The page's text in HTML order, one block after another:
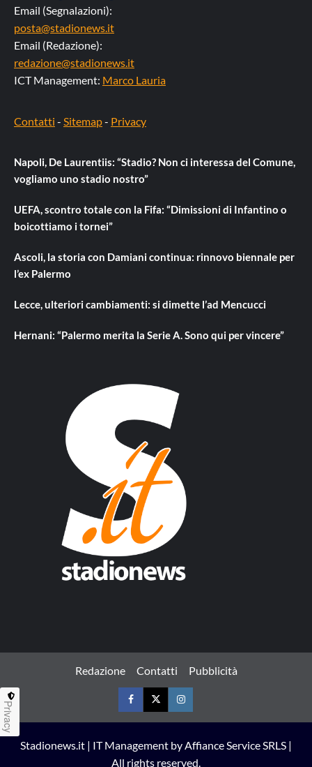
Email (Segnalazioni):
posta@stadionews.it
Email (Redazione):
redazione@stadionews.it
ICT Management: Marco Lauria
Contatti - Sitemap- Privacy
Napoli, De Laurentiis: “Stadio? Non ci interessa del Comune,
vogliamo uno stadio nostro”
UEFA, scontro totale con la Fifa: “Dimissioni di Infantino o
boicottiamo i tornei”
Ascoli, la storia con Damiani continua: rinnovo biennale per
l’ex Palermo
Lecce, ulteriori cambiamenti: si dimette l’ad Mencucci
Hernani: “Palermo merita la Serie A. Sono qui per vincere”
Redazione Contatti Pubblicità
FacebookTwitterInstagram
Stadionews.it | IT Management by Affiance Service SRLS |
All rights reserved.
Privacy